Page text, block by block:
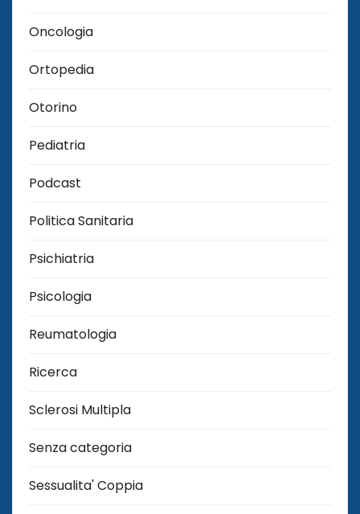
Oncologia
Ortopedia
Otorino
Pediatria
Podcast
Politica Sanitaria
Psichiatria
Psicologia
Reumatologia
Ricerca
Sclerosi Multipla
Senza categoria
Sessualita' Coppia